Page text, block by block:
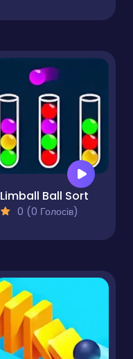
Limball Ball Sort
0 (0 Голосів)